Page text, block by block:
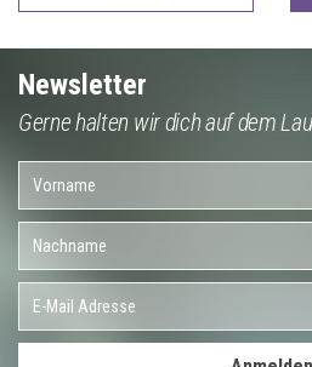
Newsletter
Gerne halten wir dich auf dem